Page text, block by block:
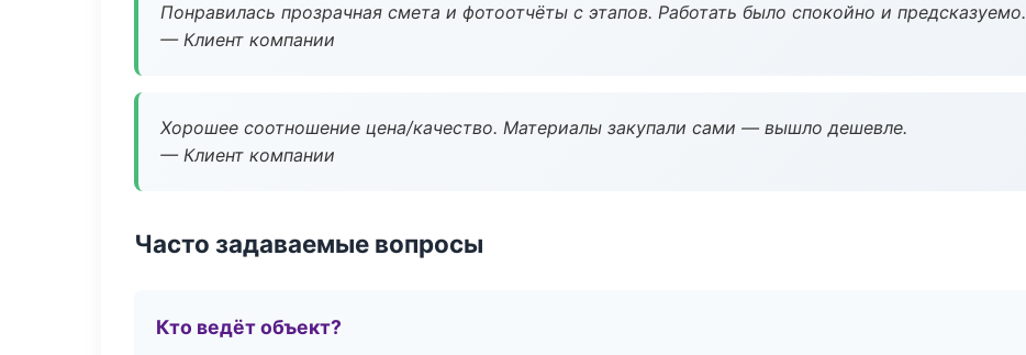
Понравилась прозрачная смета и фотоотчёты с этапов. Работать было спокойно и предсказуемо.
— Клиент компании
Хорошее соотношение цена/качество. Материалы закупали сами — вышло дешевле.
— Клиент компании
Часто задаваемые вопросы
Кто ведёт объект?